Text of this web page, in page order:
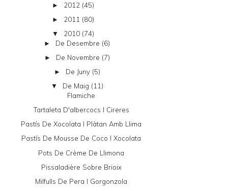
► 2012 (45)
► 2011 (80)
▼ 2010 (74)
► De Desembre (6)
► De Novembre (7)
► De Juny (5)
▼ De Maig (11)
Flamiche
Tartaleta D'albercocs I Cireres
Pastís De Xocolata I Plàtan Amb Llima
Pastís De Mousse De Coco I Xocolata
Pots De Crème De Llimona
Pissaladière Sobre Brioix
Milfulls De Pera I Gorgonzola